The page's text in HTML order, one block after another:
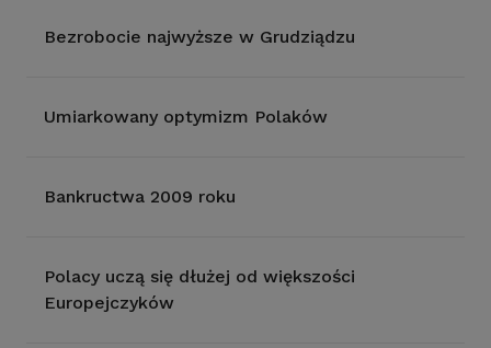
Bezrobocie najwyższe w Grudziądzu
Umiarkowany optymizm Polaków
Bankructwa 2009 roku
Polacy uczą się dłużej od większości
Europejczyków